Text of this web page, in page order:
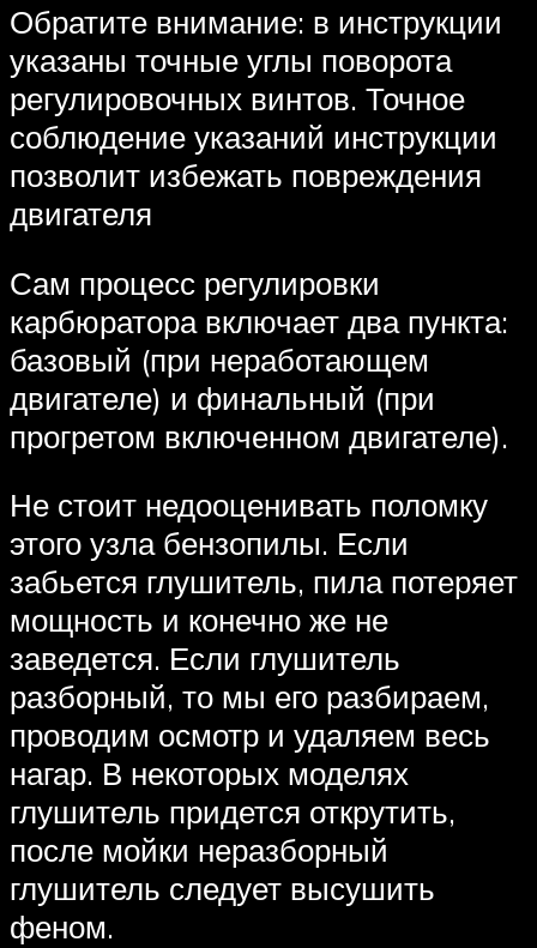
Обратите внимание: в инструкции
указаны точные углы поворота
регулировочных винтов. Точное
соблюдение указаний инструкции
позволит избежать повреждения
двигателя
Сам процесс регулировки
карбюратора включает два пункта:
базовый (при неработающем
двигателе) и финальный (при
прогретом включенном двигателе).
Не стоит недооценивать поломку
этого узла бензопилы. Если
забьется глушитель, пила потеряет
мощность и конечно же не
заведется. Если глушитель
разборный, то мы его разбираем,
проводим осмотр и удаляем весь
нагар. В некоторых моделях
глушитель придется открутить,
после мойки неразборный
глушитель следует высушить
феном.